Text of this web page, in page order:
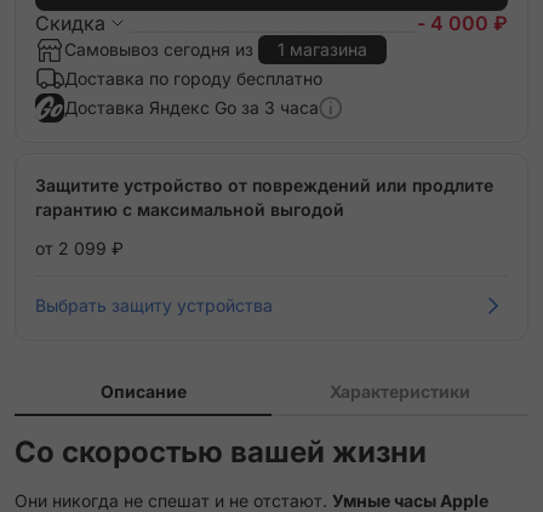
Скидка - 4 000 ₽
Самовывоз сегодня из
1 магазина
Доставка по городу бесплатно
Доставка Яндекс Go за 3 часа
Защитите устройство от повреждений или продлите
гарантию с максимальной выгодой
от 2 099 ₽
Выбрать защиту устройства
Описание Характеристики
Со скоростью вашей жизни
Они никогда не спешат и не отстают. Умные часы Apple